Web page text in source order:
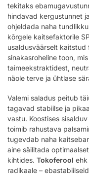
tekitaks
hindavad kergustunnet
ohjeldada naha
kõrgele kaitsefaktorile
usaldusväärselt kaitstud
sinakasroheline toon,
taimeekstraktidest,
näole terve ja ühtlase
Valemi saladus peitub
tagavad stabiilse ja
vastu. Koostises sisalduv
toimib rahustava
tugevdab naha
aine säilitada
kihtides. Tokoferool ehk
radikaale –